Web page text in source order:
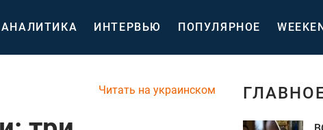
АНАЛИТИКА ИНТЕРВЬЮ ПОПУЛЯРНОЕ
Читать на украинском